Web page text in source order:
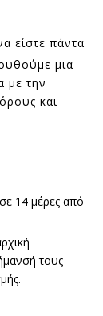
είστε πάντα
μια
με την
και
14 μέρες από
τους